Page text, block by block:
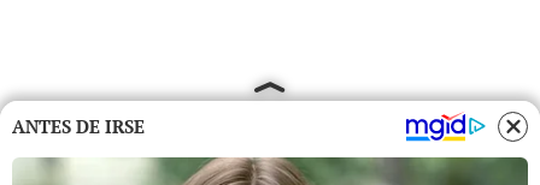
ANTES DE IRSE